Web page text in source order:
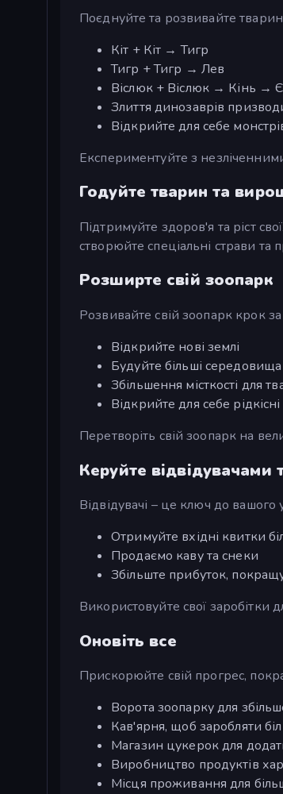
Поєднуйте та розвивайте
Кіт + Кіт → Тигр
Тигр + Тигр → Лев
Віслюк + Віслюк → Кінь →
Злиття динозаврів
Відкрийте для себе
Експериментуйте з
Годуйте тварин та
Підтримуйте здоров'я та ріст
створюйте спеціальні страви
Розширте свій зоопарк
Розвивайте свій зоопарк крок
Відкрийте нові землі
Будуйте більші середовища
Збільшення місткості для
Відкрийте для себе
Перетворіть свій зоопарк на
Керуйте відвідувачами
Відвідувачі – це ключ до вашого
Отримуйте вхідні квитки
Продаємо каву та снеки
Збільште прибуток,
Використовуйте свої
Оновіть все
Прискорюйте свій прогрес,
Ворота зоопарку для
Кав'ярня, щоб заробляти
Магазин цукерок для
Виробництво продуктів
Місця проживання для